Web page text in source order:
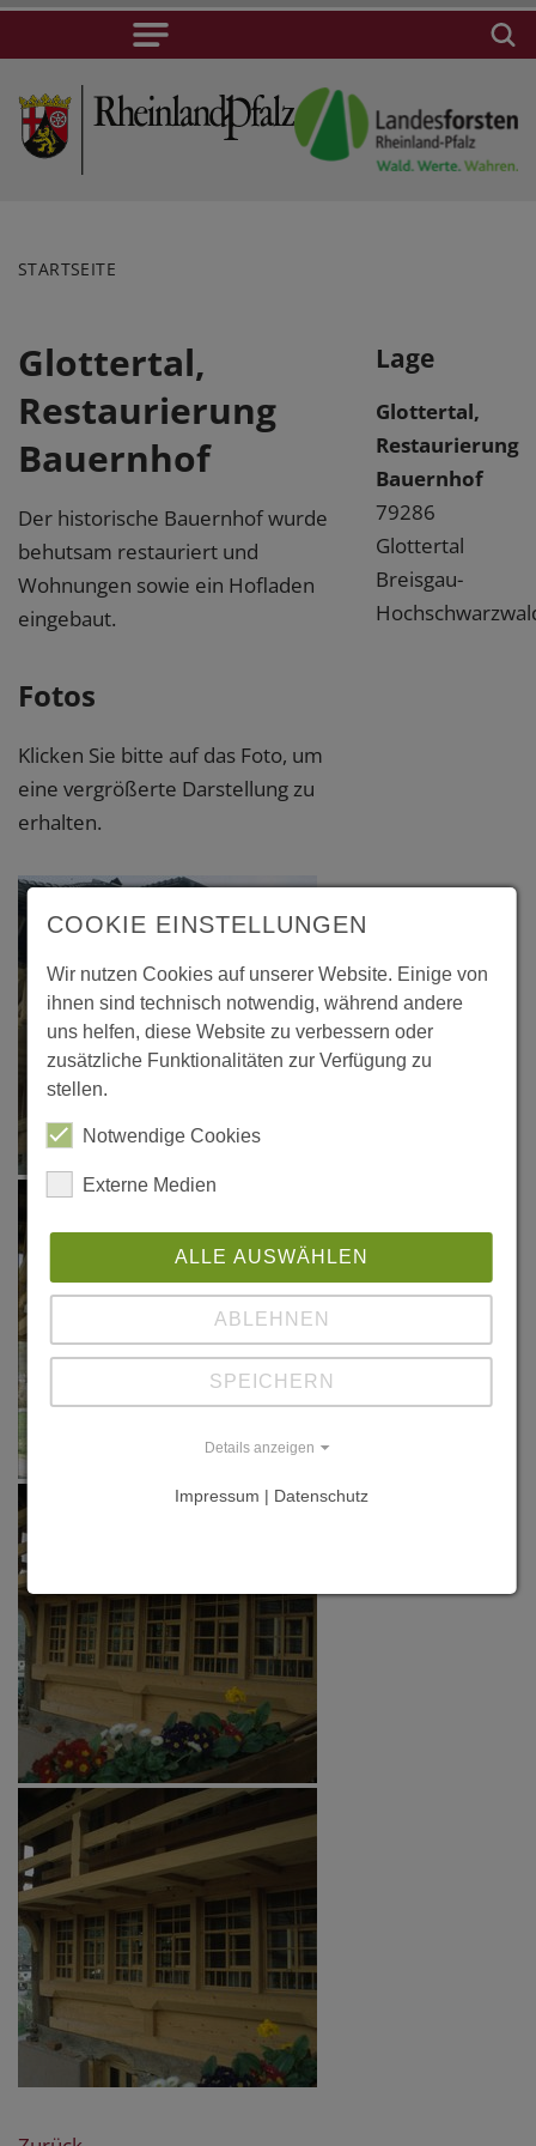
STARTSEITE
Glottertal,
Restaurierung
Bauernhof
Der historische Bauernhof wurde
behutsam restauriert und
Wohnungen sowie ein Hofladen
eingebaut.
Fotos
Klicken Sie bitte auf das Foto, um
eine vergrößerte Darstellung zu
erhalten.
Lage
Glottertal,
Restaurierung
Bauernhof
79286
Glottertal
Breisgau-
COOKIE EINSTELLUNGEN
Wir nutzen Cookies auf unserer Website. Einige von
ihnen sind technisch notwendig, während andere
uns helfen, diese Website zu verbessern oder
zusätzliche Funktionalitäten zur Verfügung zu
stellen.
Notwendige Cookies
Externe Medien
ALLE AUSWÄHLEN
ABLEHNEN
SPEICHERN
Details anzeigen
Impressum | Datenschutz